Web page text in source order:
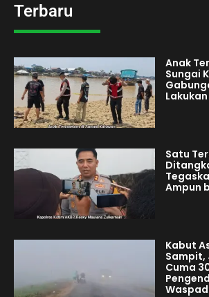
Terbaru
Anak
Sungai
Satu
Ampun
Kabut
Sampit,
Cuma